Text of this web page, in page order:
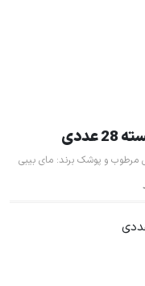
و پوشک برند:مای بیبی